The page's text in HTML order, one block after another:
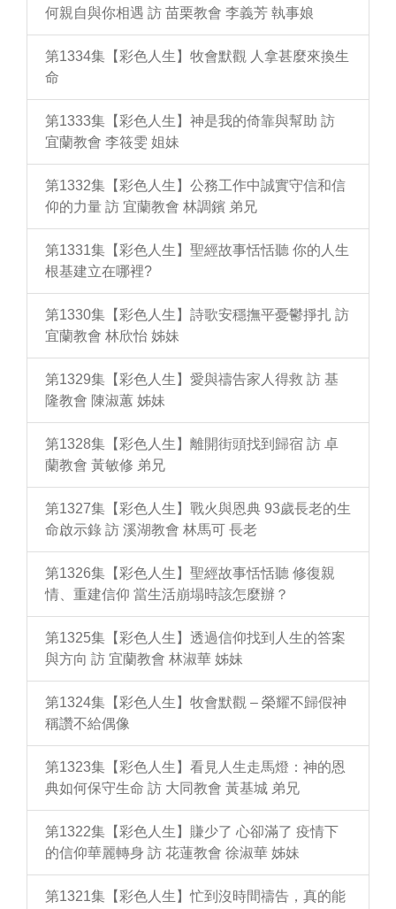
何親自與你相遇 訪 苗栗教會 李義芳 執事娘
第1334集【彩色人生】牧會默觀 人拿甚麼來換生
命
第1333集【彩色人生】神是我的倚靠與幫助 訪
宜蘭教會 李筱雯 姐妹
第1332集【彩色人生】公務工作中誠實守信和信
仰的力量 訪 宜蘭教會 林調鑌 弟兄
第1331集【彩色人生】聖經故事恬恬聽 你的人生
根基建立在哪裡?
第1330集【彩色人生】詩歌安穩撫平憂鬱掙扎 訪
宜蘭教會 林欣怡 姊妹
第1329集【彩色人生】愛與禱告家人得救 訪 基
隆教會 陳淑蕙 姊妹
第1328集【彩色人生】離開街頭找到歸宿 訪 卓
蘭教會 黃敏修 弟兄
第1327集【彩色人生】戰火與恩典 93歲長老的生
命啟示錄 訪 溪湖教會 林馬可 長老
第1326集【彩色人生】聖經故事恬恬聽 修復親
情、重建信仰 當生活崩塌時該怎麼辦？
第1325集【彩色人生】透過信仰找到人生的答案
與方向 訪 宜蘭教會 林淑華 姊妹
第1324集【彩色人生】牧會默觀 – 榮耀不歸假神
稱讚不給偶像
第1323集【彩色人生】看見人生走馬燈：神的恩
典如何保守生命 訪 大同教會 黃基城 弟兄
第1322集【彩色人生】賺少了 心卻滿了 疫情下
的信仰華麗轉身 訪 花蓮教會 徐淑華 姊妹
第1321集【彩色人生】忙到沒時間禱告，真的能